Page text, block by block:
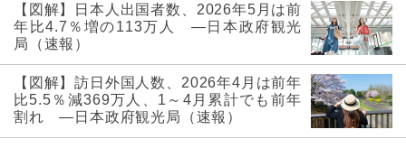
【図解】日本人出国者数、2026年5月は前
年比4.7％増の113万人 ―日本政府観光
局（速報）
【図解】訪日外国人数、2026年4月は前年
比5.5％減369万人、1～4月累計でも前年
割れ ―日本政府観光局（速報）